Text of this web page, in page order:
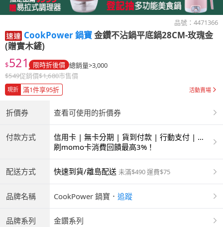
品號： 4471366
CookPower 鍋寶金鑽不沾鍋平底鍋28CM-玫瑰金
(贈實木鏟)
$521 限時折後價 總銷量>3,000
$549促銷價$1,680市售價
現折 滿1件享95折 活動賣場
折價券 查看可使用的折價券
付款方式
信用卡 | 無卡分期 | 貨到付款 | 行動支付 | 超
商付款 | ATM | 銀聯卡
刷momo卡消費回饋最高3%！
配送方式 快速到貨/離島配送 未滿$490 運費$75
品牌名稱 CookPower 鍋寶 ． 追蹤
品牌系列 金鑽系列